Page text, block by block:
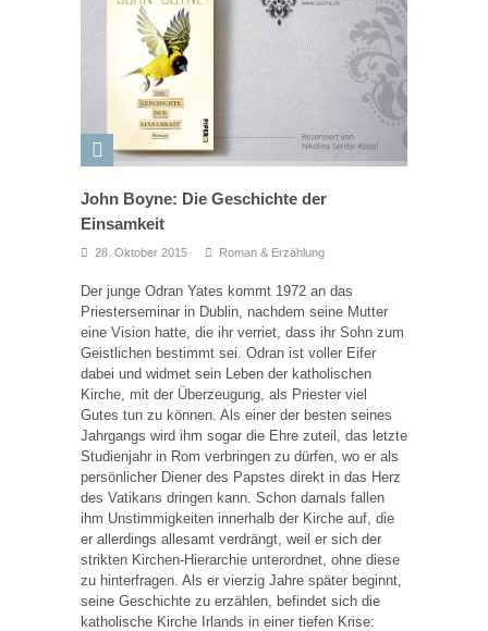
John Boyne: Die Geschichte der
Einsamkeit
28. Oktober 2015 Roman & Erzählung
Der junge Odran Yates kommt 1972 an das
Priesterseminar in Dublin, nachdem seine Mutter
eine Vision hatte, die ihr verriet, dass ihr Sohn zum
Geistlichen bestimmt sei. Odran ist voller Eifer
dabei und widmet sein Leben der katholischen
Kirche, mit der Überzeugung, als Priester viel
Gutes tun zu können. Als einer der besten seines
Jahrgangs wird ihm sogar die Ehre zuteil, das letzte
Studienjahr in Rom verbringen zu dürfen, wo er als
persönlicher Diener des Papstes direkt in das Herz
des Vatikans dringen kann. Schon damals fallen
ihm Unstimmigkeiten innerhalb der Kirche auf, die
er allerdings allesamt verdrängt, weil er sich der
strikten Kirchen-Hierarchie unterordnet, ohne diese
zu hinterfragen. Als er vierzig Jahre später beginnt,
seine Geschichte zu erzählen, befindet sich die
katholische Kirche Irlands in einer tiefen Krise: